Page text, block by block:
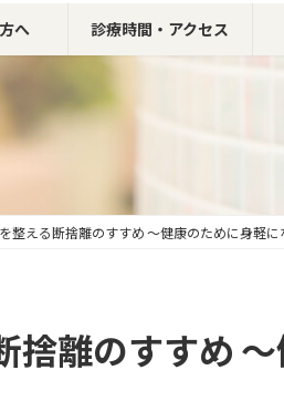
へ 診療時間・アクセス
整える断捨離のすすめ ～健康のために身軽に
捨離のすすめ